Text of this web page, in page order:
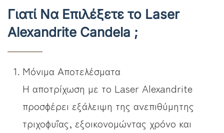
Γιατί Να Επιλέξετε το Laser
Alexandrite Candela ;
Μόνιμα Αποτελέσματα
Η αποτρίχωση με το Laser Alexandrite
προσφέρει εξάλειψη της ανεπιθύμητης
τριχοφυΐας, εξοικονομώντας χρόνο και